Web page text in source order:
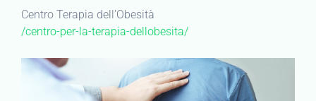
Centro Terapia dell’Obesità
/centro-per-la-terapia-dellobesita/